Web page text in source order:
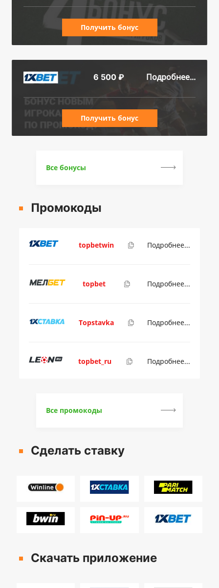
Получить бонус
6 500 ₽ Подробнее...
Получить бонус
Все бонусы
Промокоды
topbetwin Подробнее...
topbet Подробнее...
Topstavka Подробнее...
topbet_ru Подробнее...
Все промокоды
Сделать ставку
Скачать приложение